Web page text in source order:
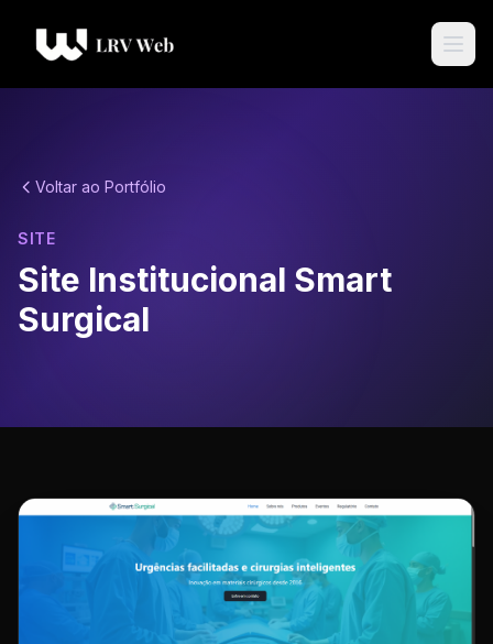
Voltar ao Portfólio
SITE
Site Institucional Smart
Surgical